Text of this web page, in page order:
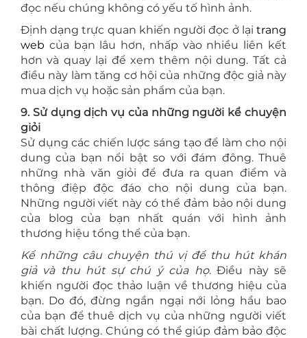
đọc nếu chúng không có yếu tố hình ảnh.
Định dạng trực quan khiến người đọc ở lại trang
web của bạn lâu hơn, nhấp vào nhiều liên kết
hơn và quay lại để xem thêm nội dung. Tất cả
điều này làm tăng cơ hội của những độc giả này
mua dịch vụ hoặc sản phẩm của bạn.
9. Sử dụng dịch vụ của những người kể chuyện
giỏi
Sử dụng các chiến lược sáng tạo để làm cho nội
dung của bạn nổi bật so với đám đông. Thuê
những nhà văn giỏi để đưa ra quan điểm và
thông điệp độc đáo cho nội dung của bạn.
Những người viết này có thể đảm bảo nội dung
của blog của bạn nhất quán với hình ảnh
thương hiệu tổng thể của bạn.
Kể những câu chuyện thú vị để thu hút khán
giả và thu hút sự chú ý của họ. Điều này sẽ
khiến người đọc thảo luận về thương hiệu của
bạn. Do đó, đừng ngần ngại nới lỏng hầu bao
của bạn để thuê dịch vụ của những người viết
bài chất lượng. Chúng có thể giúp đảm bảo độc